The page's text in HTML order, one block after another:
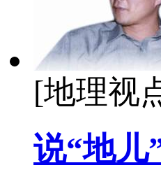
[地理视
说“地儿